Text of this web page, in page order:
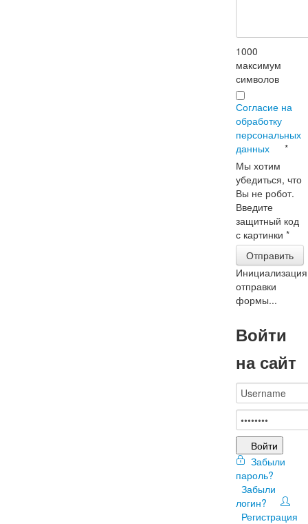
1000
максимум
символов
Согласие на
обработку
персональных
данных
*
Мы хотим
убедиться, что
Вы не робот.
Введите
защитный код
с картинки*
Отправить
Инициализация
отправки
формы...
Войти
на сайт
Войти
Забыли
пароль?
Забыли
логин?
Регистрация